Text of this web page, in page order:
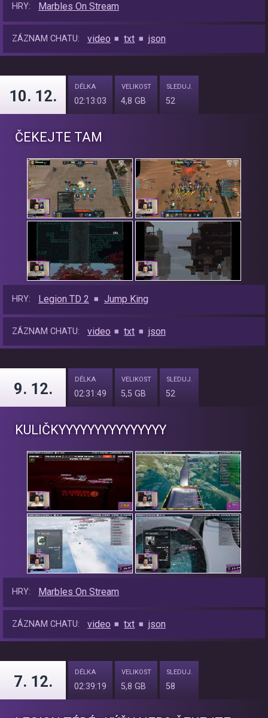
HRY: Marbles On Stream
ZÁZNAM CHATU: video txt json
10. 12.
DÉLKA
02:13:03
VELIKOST
4,8 GB
SLEDUJ.
52
ČEKEJTE TAM
HRY: Legion TD 2 Jump King
ZÁZNAM CHATU: video txt json
9. 12.
DÉLKA
02:31:49
VELIKOST
5,5 GB
SLEDUJ.
52
KULIČKYYYYYYYYYYY​YYYY
HRY: Marbles On Stream
ZÁZNAM CHATU: video txt json
7. 12.
DÉLKA
02:39:19
VELIKOST
5,8 GB
SLEDUJ.
58